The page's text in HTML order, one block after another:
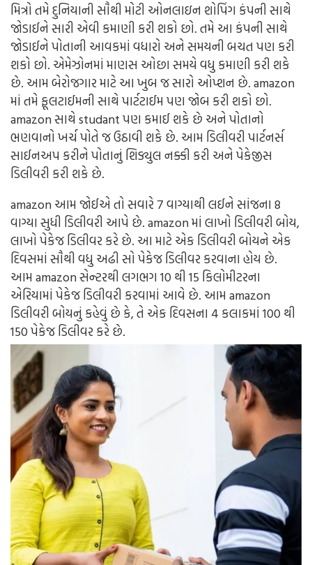
મિત્રો તમે દુનિયાની સૌથી મોટી ઓનલાઇન શોપિંગ કંપની સાથે
જોડાઈને સારી એવી કમાણી કરી શકો છો. તમે આ કંપની સાથે
જોડાઈને પોતાની આવકમાં વધારો અને સમયની બચત પણ કરી
શકો છો. એમેઝોનમાં માણસ ઓછા સમયે વધુ કમાણી કરી શકે
છે. આમ બેરોજગાર માટે આ ખુબ જ સારો ઓપ્શન છે. amazon
માં તમે ફૂલટાઈમની સાથે પાર્ટટાઈમ પણ જોબ કરી શકો છો.
amazon સાથે studant પણ કમાઈ શકે છે અને પોતાનો
ભણવાનો ખર્ચ પોતે જ ઉઠાવી શકે છે. આમ ડિલીવરી પાર્ટનર્સ
સાઈનઅપ કરીને પોતાનું શિડ્યુલ નક્કી કરી અને પેકેજીસ
ડિલીવરી કરી શકે છે.
amazon આમ જોઈએ તો સવારે 7 વાગ્યાથી લઈને સાંજના 8
વાગ્યા સુધી ડિલીવરી આપે છે. amazon માં લાખો ડિલીવરી બોય,
લાખો પેકેજ ડિલીવર કરે છે. આ માટે એક ડિલીવરી બોયને એક
દિવસમાં સૌથી વધુ અઢી સો પેકેજ ડિલીવર કરવાના હોય છે.
આમ amazon સેન્ટરથી લગભગ 10 થી 15 કિલોમીટરના
એરિયામાં પેકેજ ડિલીવરી કરવામાં આવે છે. આમ amazon
ડિલીવરી બોયનું કહેવું છે કે, તે એક દિવસના 4 કલાકમાં 100 થી
150 પેકેજ ડિલીવર કરે છે.